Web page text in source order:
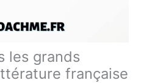
les grands
française